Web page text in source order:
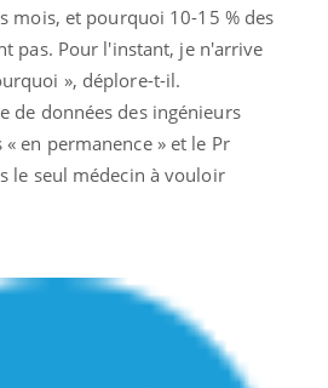
mois, et pourquoi 10-15 % des
pas. Pour l'instant, je n'arrive
», déplore-t-il.
de données des ingénieurs
en permanence » et le Pr
le seul médecin à vouloir